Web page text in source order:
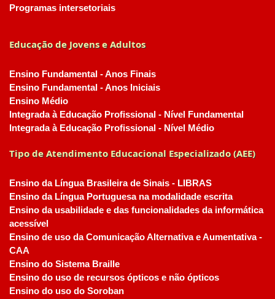
Programas intersetoriais
Educação de Jovens e Adultos
Ensino Fundamental - Anos Finais
Ensino Fundamental - Anos Iniciais
Ensino Médio
Integrada à Educação Profissional - Nível Fundamental
Integrada à Educação Profissional - Nível Médio
Tipo de Atendimento Educacional Especializado (AEE)
Ensino da Língua Brasileira de Sinais - LIBRAS
Ensino da Língua Portuguesa na modalidade escrita
Ensino da usabilidade e das funcionalidades da informática
acessível
Ensino de uso da Comunicação Alternativa e Aumentativa -
CAA
Ensino do Sistema Braille
Ensino do uso de recursos ópticos e não ópticos
Ensino do uso do Soroban